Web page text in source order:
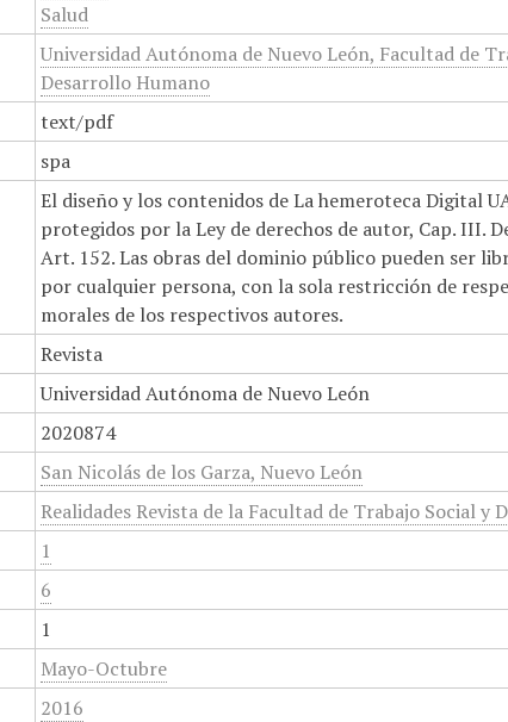
Salud
Universidad Autónoma de Nuevo León, Facultad de
Desarrollo Humano
text/pdf
spa
El diseño y los contenidos de La hemeroteca Digital
protegidos por la Ley de derechos de autor, Cap. III.
Art. 152. Las obras del dominio público pueden ser
por cualquier persona, con la sola restricción de
morales de los respectivos autores.
Revista
Universidad Autónoma de Nuevo León
2020874
San Nicolás de los Garza, Nuevo León
Realidades Revista de la Facultad de Trabajo Social y
1
6
1
Mayo-Octubre
2016